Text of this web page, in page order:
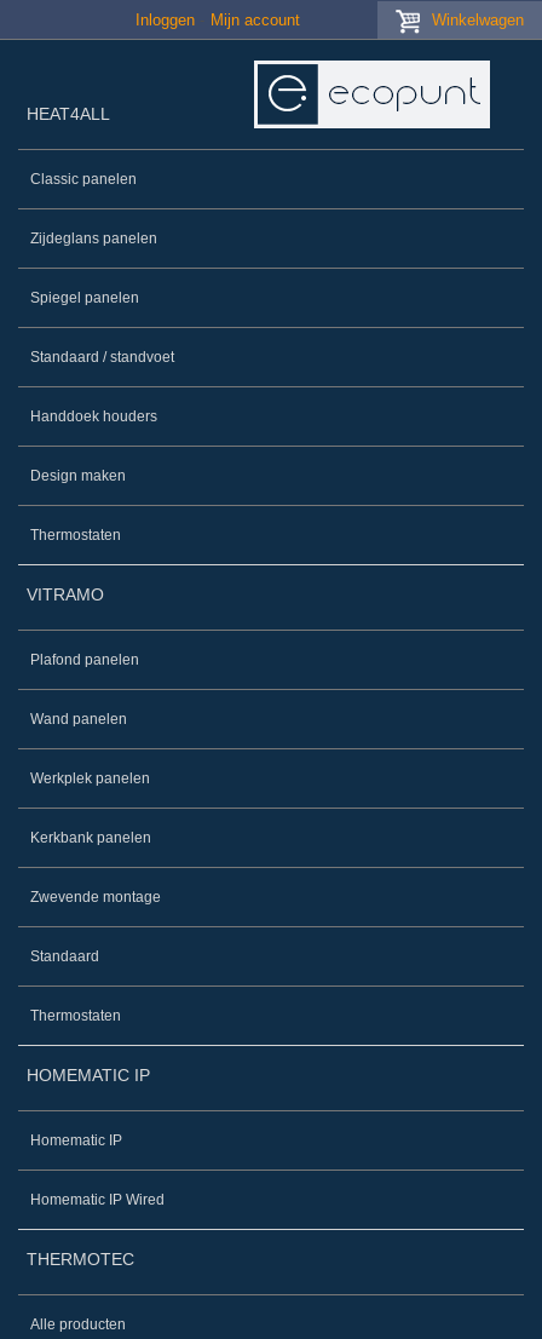
Skip to main content
Winkelwagen
Inloggen Mijn account
HEAT4ALL
Classic panelen
Zijdeglans panelen
Spiegel panelen
Standaard / standvoet
Handdoek houders
Design maken
Thermostaten
VITRAMO
Plafond panelen
Wand panelen
Werkplek panelen
Kerkbank panelen
Zwevende montage
Standaard
Thermostaten
HOMEMATIC IP
Homematic IP
Homematic IP Wired
THERMOTEC
Alle producten